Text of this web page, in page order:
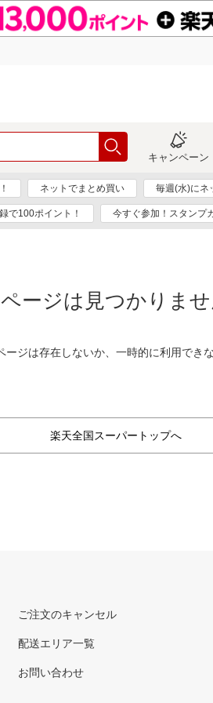
キャンペーン
ネットでまとめ買い 毎週(水)にネ
で100ポイント！ 今すぐ参加！スタンプ
ージは見つかりませ
ージは存在しないか、一時的に利用でき
楽天全国スーパートップへ
ご注文のキャンセル
配送エリア一覧
お問い合わせ